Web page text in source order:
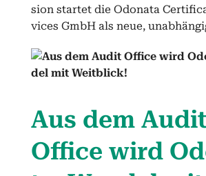
sion startet die Odona­ta
vices GmbH als neue,
Aus dem
Office wird